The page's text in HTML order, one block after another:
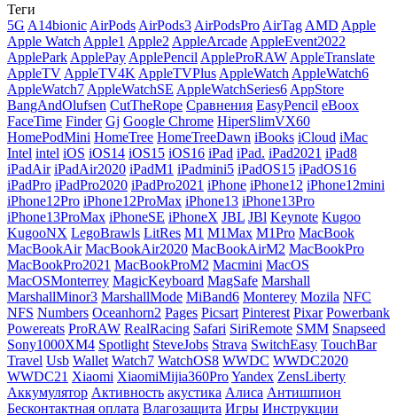
Теги
5G A14bionic AirPods AirPods3 AirPodsPro AirTag AMD Apple
Apple Watch Apple1 Apple2 AppleArcade AppleEvent2022
ApplePark ApplePay ApplePencil AppleProRAW AppleTranslate
AppleTV AppleTV4K AppleTVPlus AppleWatch AppleWatch6
AppleWatch7 AppleWatchSE AppleWatchSeries6 AppStore
BangAndOlufsen CutTheRope Cравнения EasyPencil eBoox
FaceTime Finder Gj Google Chrome HiperSlimVX60
HomePodMini HomeTree HomeTreeDawn iBooks iCloud iMac
Intel intel iOS iOS14 iOS15 iOS16 iPad iPad. iPad2021 iPad8
iPadAir iPadAir2020 iPadM1 iPadmini5 iPadOS15 iPadOS16
iPadPro iPadPro2020 iPadPro2021 iPhone iPhone12 iPhone12mini
iPhone12Pro iPhone12ProMax iPhone13 iPhone13Pro
iPhone13ProMax iPhoneSE iPhoneX JBL JBl Keynote Kugoo
KugooNX LegoBrawls LitRes M1 M1Max M1Pro MacBook
MacBookAir MacBookAir2020 MacBookAirM2 MacBookPro
MacBookPro2021 MacBookProM2 Macmini MacOS
MacOSMonterrey MagicKeyboard MagSafe Marshall
MarshallMinor3 MarshallMode MiBand6 Monterey Mozila NFC
NFS Numbers Oceanhorn2 Pages Picsart Pinterest Pixar Powerbank
Powereats ProRAW RealRacing Safari SiriRemote SMM Snapseed
Sony1000XM4 Spotlight SteveJobs Strava SwitchEasy TouchBar
Travel Usb Wallet Watch7 WatchOS8 WWDC WWDC2020
WWDC21 Xiaomi XiaomiMijia360ProYandex ZensLiberty
Аккумулятор Активность акустика Алиса Антишпион
Бесконтактная оплата Влагозащита Игры Инструкции